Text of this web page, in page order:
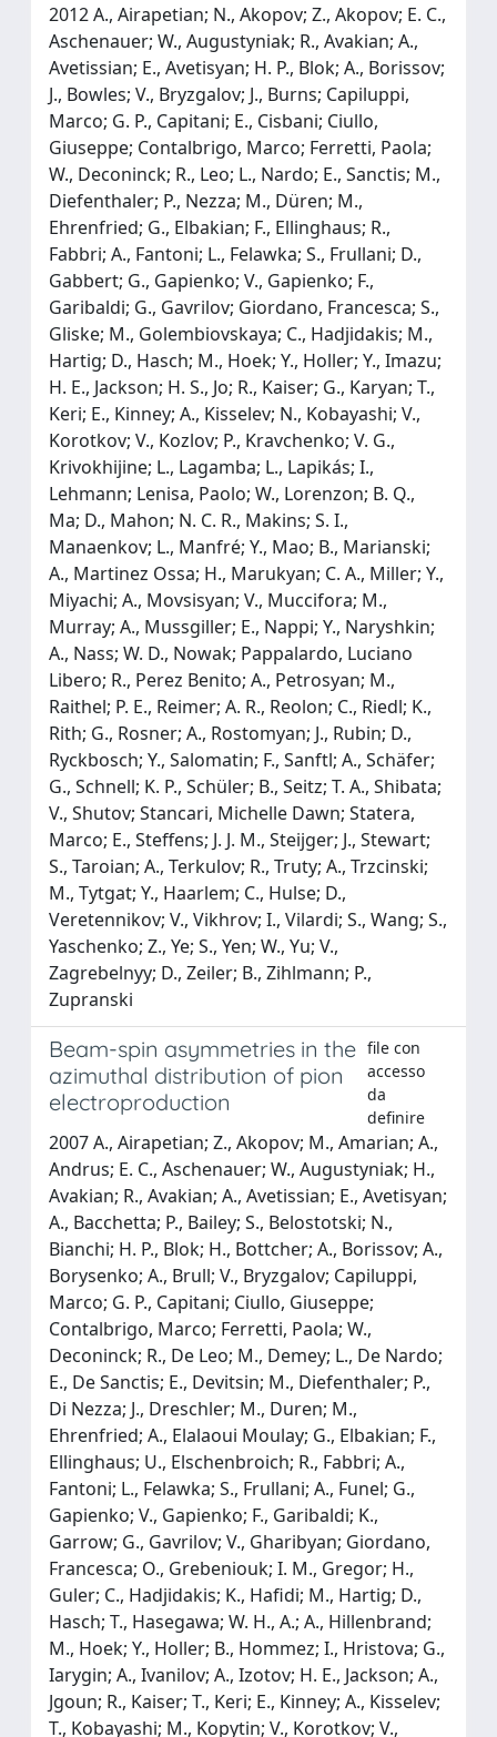
2012 A., Airapetian; N., Akopov; Z., Akopov; E. C.,
Aschenauer; W., Augustyniak; R., Avakian; A.,
Avetissian; E., Avetisyan; H. P., Blok; A., Borissov;
J., Bowles; V., Bryzgalov; J., Burns; Capiluppi,
Marco; G. P., Capitani; E., Cisbani; Ciullo,
Giuseppe; Contalbrigo, Marco; Ferretti, Paola;
W., Deconinck; R., Leo; L., Nardo; E., Sanctis; M.,
Diefenthaler; P., Nezza; M., Düren; M.,
Ehrenfried; G., Elbakian; F., Ellinghaus; R.,
Fabbri; A., Fantoni; L., Felawka; S., Frullani; D.,
Gabbert; G., Gapienko; V., Gapienko; F.,
Garibaldi; G., Gavrilov; Giordano, Francesca; S.,
Gliske; M., Golembiovskaya; C., Hadjidakis; M.,
Hartig; D., Hasch; M., Hoek; Y., Holler; Y., Imazu;
H. E., Jackson; H. S., Jo; R., Kaiser; G., Karyan; T.,
Keri; E., Kinney; A., Kisselev; N., Kobayashi; V.,
Korotkov; V., Kozlov; P., Kravchenko; V. G.,
Krivokhijine; L., Lagamba; L., Lapikás; I.,
Lehmann; Lenisa, Paolo; W., Lorenzon; B. Q.,
Ma; D., Mahon; N. C. R., Makins; S. I.,
Manaenkov; L., Manfré; Y., Mao; B., Marianski;
A., Martinez Ossa; H., Marukyan; C. A., Miller; Y.,
Miyachi; A., Movsisyan; V., Muccifora; M.,
Murray; A., Mussgiller; E., Nappi; Y., Naryshkin;
A., Nass; W. D., Nowak; Pappalardo, Luciano
Libero; R., Perez Benito; A., Petrosyan; M.,
Raithel; P. E., Reimer; A. R., Reolon; C., Riedl; K.,
Rith; G., Rosner; A., Rostomyan; J., Rubin; D.,
Ryckbosch; Y., Salomatin; F., Sanftl; A., Schäfer;
G., Schnell; K. P., Schüler; B., Seitz; T. A., Shibata;
V., Shutov; Stancari, Michelle Dawn; Statera,
Marco; E., Steffens; J. J. M., Steijger; J., Stewart;
S., Taroian; A., Terkulov; R., Truty; A., Trzcinski;
M., Tytgat; Y., Haarlem; C., Hulse; D.,
Veretennikov; V., Vikhrov; I., Vilardi; S., Wang; S.,
Yaschenko; Z., Ye; S., Yen; W., Yu; V.,
Zagrebelnyy; D., Zeiler; B., Zihlmann; P.,
Zupranski
Beam-spin asymmetries in the
azimuthal distribution of pion
electroproduction
file con
accesso
da
definire
2007 A., Airapetian; Z., Akopov; M., Amarian; A.,
Andrus; E. C., Aschenauer; W., Augustyniak; H.,
Avakian; R., Avakian; A., Avetissian; E., Avetisyan;
A., Bacchetta; P., Bailey; S., Belostotski; N.,
Bianchi; H. P., Blok; H., Bottcher; A., Borissov; A.,
Borysenko; A., Brull; V., Bryzgalov; Capiluppi,
Marco; G. P., Capitani; Ciullo, Giuseppe;
Contalbrigo, Marco; Ferretti, Paola; W.,
Deconinck; R., De Leo; M., Demey; L., De Nardo;
E., De Sanctis; E., Devitsin; M., Diefenthaler; P.,
Di Nezza; J., Dreschler; M., Duren; M.,
Ehrenfried; A., Elalaoui Moulay; G., Elbakian; F.,
Ellinghaus; U., Elschenbroich; R., Fabbri; A.,
Fantoni; L., Felawka; S., Frullani; A., Funel; G.,
Gapienko; V., Gapienko; F., Garibaldi; K.,
Garrow; G., Gavrilov; V., Gharibyan; Giordano,
Francesca; O., Grebeniouk; I. M., Gregor; H.,
Guler; C., Hadjidakis; K., Hafidi; M., Hartig; D.,
Hasch; T., Hasegawa; W. H., A.; A., Hillenbrand;
M., Hoek; Y., Holler; B., Hommez; I., Hristova; G.,
Iarygin; A., Ivanilov; A., Izotov; H. E., Jackson; A.,
Jgoun; R., Kaiser; T., Keri; E., Kinney; A., Kisselev;
T., Kobayashi; M., Kopytin; V., Korotkov; V.,